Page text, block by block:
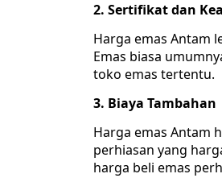
2. Sertifikat dan
Harga emas Antam
Emas biasa
toko emas tertentu.
3. Biaya Tambahan
Harga emas Antam
perhiasan yang
harga beli emas